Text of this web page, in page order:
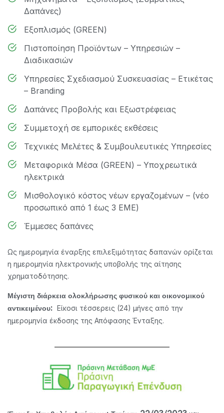
Δαπάνες)
Εξοπλισμός (GREEN)
Πιστοποίηση Προϊόντων – Υπηρεσιών –
Διαδικασιών
Υπηρεσίες Σχεδιασμού Συσκευασίας – Ετικέτας
– Branding
Δαπάνες Προβολής και Εξωστρέφειας
Συμμετοχή σε εμπορικές εκθέσεις
Τεχνικές Μελέτες & Συμβουλευτικές Υπηρεσίες
Μεταφορικά Μέσα (GREEN) – Υποχρεωτικά
ηλεκτρικά
Μισθολογικό κόστος νέων εργαζομένων – (νέο
προσωπικό από 1 έως 3 ΕΜΕ)
Έμμεσες δαπάνες
Ως ημερομηνία έναρξης επιλεξιμότητας δαπανών ορίζεται
η ημερομηνία ηλεκτρονικής υποβολής της αίτησης
χρηματοδότησης.
Μέγιστη διάρκεια ολοκλήρωσης φυσικού και οικονομικού
αντικειμένου: Είκοσι τέσσερεις (24) μήνες από την
ημερομηνία έκδοσης της Απόφασης Ένταξης.